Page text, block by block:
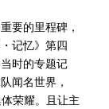
要的里程碑，
记忆》第四
时的专题记
闻名世界，
荣耀。且让主